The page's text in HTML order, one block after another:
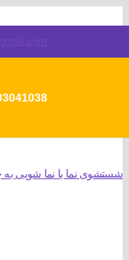
شستشوی نما یا نما شویی به